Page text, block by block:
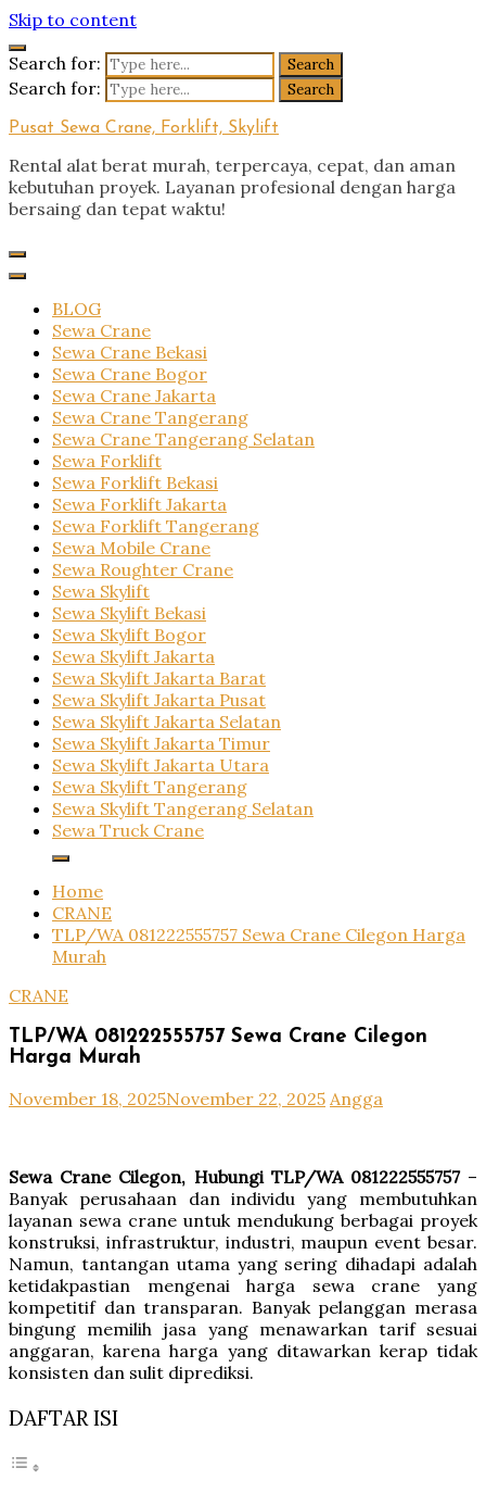
Skip to content
Search for:
Search for:
Pusat Sewa Crane, Forklift, Skylift
Rental alat berat murah, terpercaya, cepat, dan aman
kebutuhan proyek. Layanan profesional dengan harga
bersaing dan tepat waktu!
BLOG
Sewa Crane
Sewa Crane Bekasi
Sewa Crane Bogor
Sewa Crane Jakarta
Sewa Crane Tangerang
Sewa Crane Tangerang Selatan
Sewa Forklift
Sewa Forklift Bekasi
Sewa Forklift Jakarta
Sewa Forklift Tangerang
Sewa Mobile Crane
Sewa Roughter Crane
Sewa Skylift
Sewa Skylift Bekasi
Sewa Skylift Bogor
Sewa Skylift Jakarta
Sewa Skylift Jakarta Barat
Sewa Skylift Jakarta Pusat
Sewa Skylift Jakarta Selatan
Sewa Skylift Jakarta Timur
Sewa Skylift Jakarta Utara
Sewa Skylift Tangerang
Sewa Skylift Tangerang Selatan
Sewa Truck Crane
Home
CRANE
TLP/WA 081222555757 Sewa Crane Cilegon Harga
Murah
CRANE
TLP/WA 081222555757 Sewa Crane Cilegon
Harga Murah
November 18, 2025November 22, 2025 Angga
Sewa Crane Cilegon, Hubungi TLP/WA 081222555757–
Banyak perusahaan dan individu yang membutuhkan
layanan sewa crane untuk mendukung berbagai proyek
konstruksi, infrastruktur, industri, maupun event besar.
Namun, tantangan utama yang sering dihadapi adalah
ketidakpastian mengenai harga sewa crane yang
kompetitif dan transparan. Banyak pelanggan merasa
bingung memilih jasa yang menawarkan tarif sesuai
anggaran, karena harga yang ditawarkan kerap tidak
konsisten dan sulit diprediksi.
DAFTAR ISI